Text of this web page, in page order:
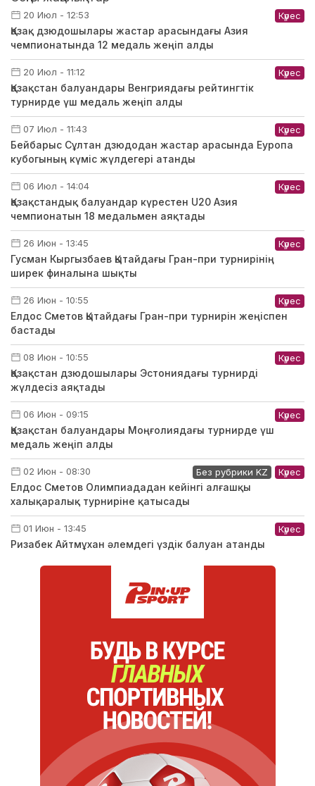
20 Июл - 12:53 Күрес
Қазақ дзюдошылары жастар арасындағы Азия
чемпионатында 12 медаль жеңіп алды
20 Июл - 11:12 Күрес
Қазақстан балуандары Венгриядағы рейтингтік
турнирде үш медаль жеңіп алды
07 Июл - 11:43 Күрес
Бейбарыс Сұлтан дзюдодан жастар арасында Еуропа
кубогының күміс жүлдегері атанды
06 Июл - 14:04 Күрес
Қазақстандық балуандар күрестен U20 Азия
чемпионатын 18 медальмен аяқтады
26 Июн - 13:45 Күрес
Гусман Кыргызбаев Қытайдағы Гран-при турнирінің
ширек финалына шықты
26 Июн - 10:55 Күрес
Елдос Сметов Қытайдағы Гран-при турнирін жеңіспен
бастады
08 Июн - 10:55 Күрес
Қазақстан дзюдошылары Эстониядағы турнирді
жүлдесіз аяқтады
06 Июн - 09:15 Күрес
Қазақстан балуандары Моңғолиядағы турнирде үш
медаль жеңіп алды
02 Июн - 08:30 Без рубрики KZ Күрес
Елдос Сметов Олимпиададан кейінгі алғашқы
халықаралық турниріне қатысады
01 Июн - 13:45 Күрес
Ризабек Айтмұхан әлемдегі үздік балуан атанды